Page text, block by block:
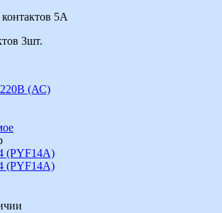
5А
3шт.
(АС)